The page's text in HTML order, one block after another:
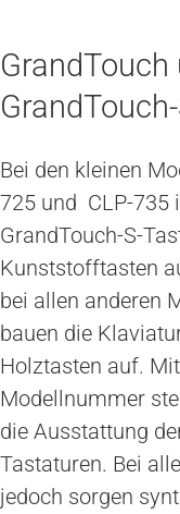
GrandTouch
Bei den kleinen
725 und CLP-735
GrandTouch-S-
Kunststofftasten
bei allen anderen
bauen die
Holztasten auf.
Modellnummer
die Ausstattung
Tastaturen. Bei
jedoch sorgen